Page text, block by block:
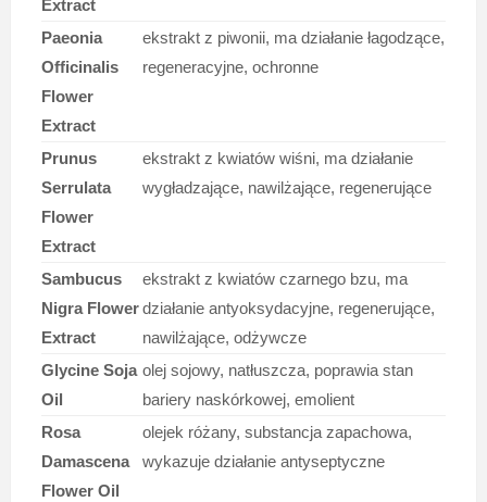
Extract
Paeonia
Officinalis
Flower
Extract
ekstrakt z piwonii, ma działanie łagodzące,
regeneracyjne, ochronne
Prunus
Serrulata
Flower
Extract
ekstrakt z kwiatów wiśni, ma działanie
wygładzające, nawilżające, regenerujące
Sambucus
Nigra Flower
Extract
ekstrakt z kwiatów czarnego bzu, ma
działanie antyoksydacyjne, regenerujące,
nawilżające, odżywcze
Glycine Soja
Oil
olej sojowy, natłuszcza, poprawia stan
bariery naskórkowej, emolient
Rosa
Damascena
Flower Oil
olejek różany, substancja zapachowa,
wykazuje działanie antyseptyczne